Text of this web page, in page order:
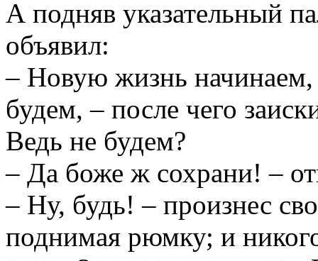
А подняв указательный
объявил:
– Новую жизнь начинаем,
будем, – после чего
Ведь не будем?
– Да боже ж сохрани! –
– Ну, будь! – произнес
поднимая рюмку; и